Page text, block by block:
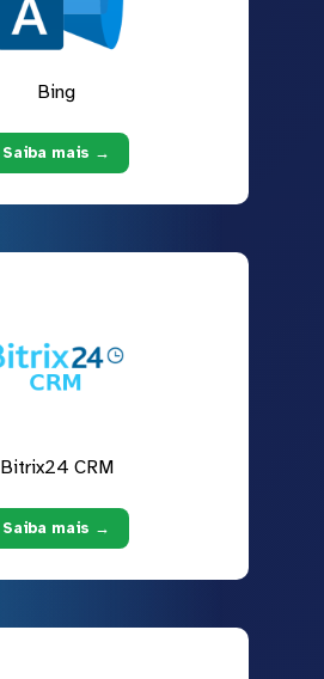
Bing
Saiba mais →
Bitrix24 CRM
Saiba mais →